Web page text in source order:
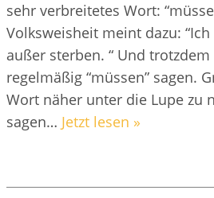
sehr verbreitetes Wort:
Volksweisheit meint dazu:
außer sterben. “ Und
regelmäßig “müssen” sagen.
Wort näher unter die Lupe zu
sagen… Jetzt lesen »